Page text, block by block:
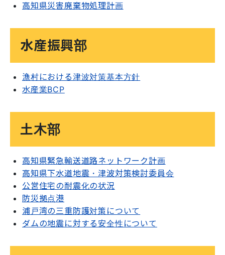
高知県災害廃棄物処理計画
水産振興部
漁村における津波対策基本方針
水産業BCP
土木部
高知県緊急輸送道路ネットワーク計画
高知県下水道地震・津波対策検討委員会
公営住宅の耐震化の状況
防災拠点港
浦戸湾の三重防護対策について
ダムの地震に対する安全性について